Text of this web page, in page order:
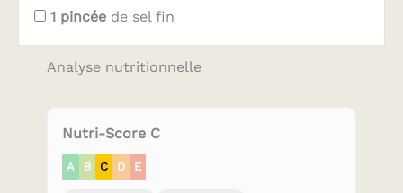
1 pincée de sel fin
Analyse nutritionnelle
Nutri-Score C
A B C D E